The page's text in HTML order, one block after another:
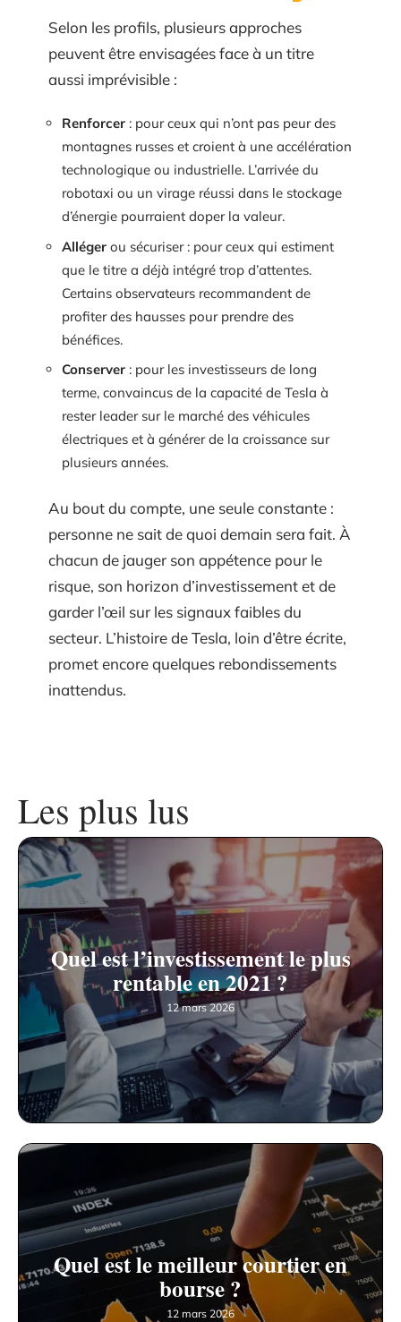
Selon les profils, plusieurs approches
peuvent être envisagées face à un titre
aussi imprévisible :
Renforcer : pour ceux qui n’ont pas peur des
montagnes russes et croient à une accélération
technologique ou industrielle. L’arrivée du
robotaxi ou un virage réussi dans le stockage
d’énergie pourraient doper la valeur.
Alléger ou sécuriser : pour ceux qui estiment
que le titre a déjà intégré trop d’attentes.
Certains observateurs recommandent de
profiter des hausses pour prendre des
bénéfices.
Conserver : pour les investisseurs de long
terme, convaincus de la capacité de Tesla à
rester leader sur le marché des véhicules
électriques et à générer de la croissance sur
plusieurs années.
Au bout du compte, une seule constante :
personne ne sait de quoi demain sera fait. À
chacun de jauger son appétence pour le
risque, son horizon d’investissement et de
garder l’œil sur les signaux faibles du
secteur. L’histoire de Tesla, loin d’être écrite,
promet encore quelques rebondissements
inattendus.
Les plus lus
Quel est l’investissement le plus
rentable en 2021 ?
12 mars 2026
Quel est le meilleur courtier en
bourse ?
12 mars 2026